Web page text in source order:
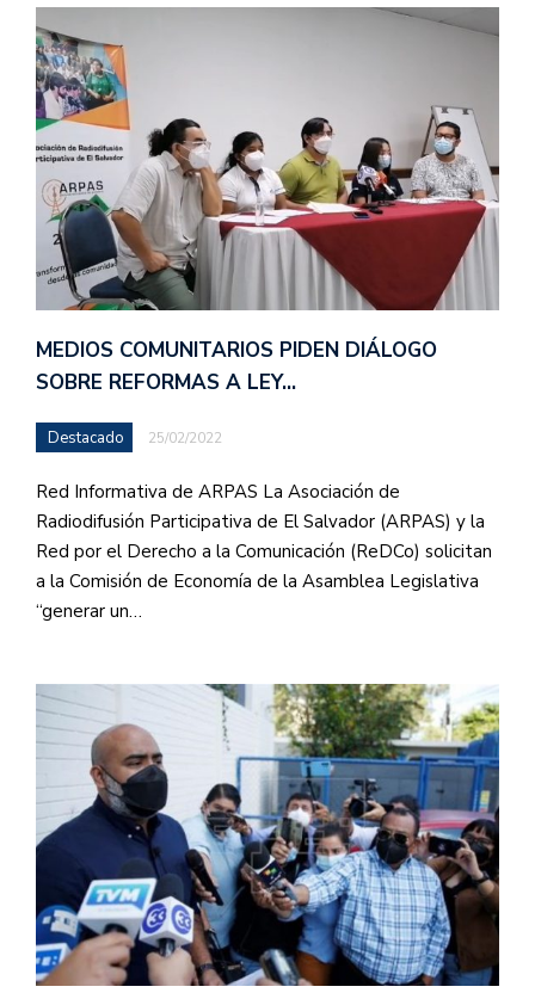
MEDIOS COMUNITARIOS PIDEN DIÁLOGO
SOBRE REFORMAS A LEY…
Destacado 25/02/2022
Red Informativa de ARPAS La Asociación de
Radiodifusión Participativa de El Salvador (ARPAS) y la
Red por el Derecho a la Comunicación (ReDCo) solicitan
a la Comisión de Economía de la Asamblea Legislativa
“generar un…